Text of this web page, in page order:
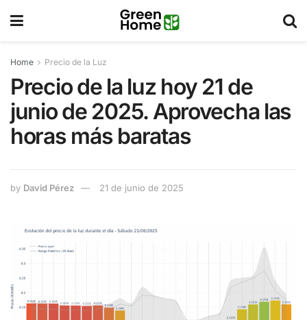
Home Precio de la Luz
Precio de la luz hoy 21 de
junio de 2025. Aprovecha las
horas más baratas
by David Pérez 21 de junio de 2025